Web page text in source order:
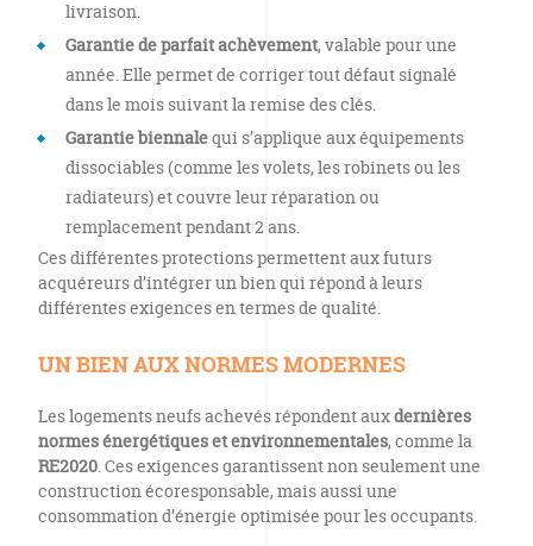
livraison.
Garantie de parfait achèvement, valable pour une
année. Elle permet de corriger tout défaut signalé
dans le mois suivant la remise des clés.
Garantie biennalequi s’applique aux équipements
dissociables (comme les volets, les robinets ou les
radiateurs) et couvre leur réparation ou
remplacement pendant 2 ans.
Ces différentes protections permettent aux futurs
acquéreurs d’intégrer un bien qui répond à leurs
différentes exigences en termes de qualité.
UN BIEN AUX NORMES MODERNES
Les logements neufs achevés répondent auxdernières
normes énergétiques et environnementales, comme la
RE2020. Ces exigences garantissent non seulement une
construction écoresponsable, mais aussi une
consommation d’énergie optimisée pour les occupants.